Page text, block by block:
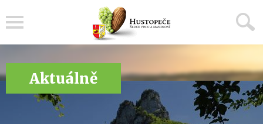
Aktuálně